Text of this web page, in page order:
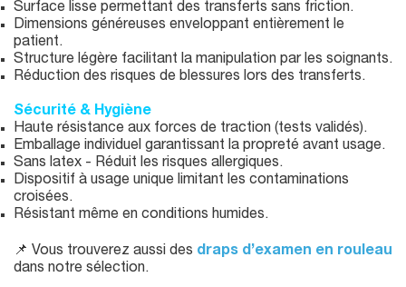
Surface lisse permettant des transferts sans friction.
Dimensions généreuses enveloppant entièrement le
patient.
Structure légère facilitant la manipulation par les soignants.
Réduction des risques de blessures lors des transferts.
Sécurité & Hygiène
Haute résistance aux forces de traction (tests validés).
Emballage individuel garantissant la propreté avant usage.
Sans latex - Réduit les risques allergiques.
Dispositif à usage unique limitant les contaminations
croisées.
Résistant même en conditions humides.
📌 Vous trouverez aussi des draps d’examen en rouleau
dans notre sélection.